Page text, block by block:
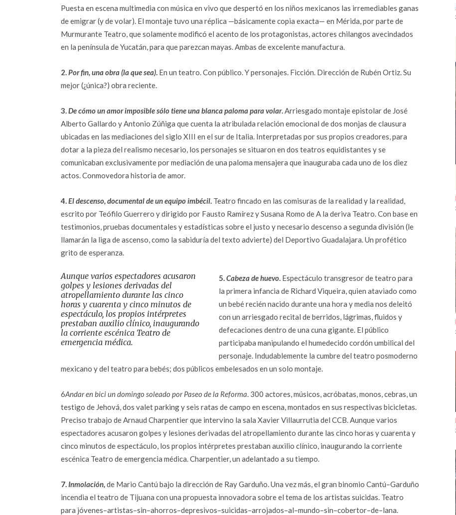
Puesta en escena multimedia con música en vivo que despertó en los niños mexicanos las irremediables ganas
de emigrar (y de volar). El montaje tuvo una réplica —básicamente copia exacta— en Mérida, por parte de
Murmurante Teatro, que solamente modificó el acento de los protagonistas, actores chilangos avecindados
en la península de Yucatán, para que parezcan mayas. Ambas de excelente manufactura.
2.Por fin, una obra (la que sea). En un teatro. Con público. Y personajes. Ficción. Dirección de Rubén Ortiz. Su
mejor (¿única?) obra reciente.
3.De cómo un amor imposible sólo tiene una blanca paloma para volar.Arriesgado montaje epistolar de José
Alberto Gallardo y Antonio Zúñiga que cuenta la atribulada relación emocional de dos monjas de clausura
ubicadas en las mediaciones del siglo XIII en el sur de Italia. Interpretadas por sus propios creadores, para
dotar a la pieza del realismo necesario, los personajes se situaron en dos teatros equidistantes y se
comunicaban exclusivamente por mediación de una paloma mensajera que inauguraba cada uno de los diez
actos. Conmovedora historia de amor.
4.El descenso, documental de un equipo imbécil. Teatro fincado en las comisuras de la realidad y la realidad,
escrito por Teófilo Guerrero y dirigido por Fausto Ramírez y Susana Romo de A la deriva Teatro. Con base en
testimonios, pruebas documentales y estadísticas sobre el justo y necesario descenso a segunda división (le
llamarán la liga de ascenso, como la sabiduría del texto advierte) del Deportivo Guadalajara. Un profético
grito de esperanza.
Aunque varios espectadores acusaron
golpes y lesiones derivadas del
atropellamiento durante las cinco
horas y cuarenta y cinco minutos de
espectáculo, los propios intérpretes
prestaban auxilio clínico, inaugurando
la corriente escénica Teatro de
emergencia médica.
5.Cabeza de huevo. Espectáculo transgresor de teatro para
la primera infancia de Richard Viqueira, quien ataviado como
un bebé recién nacido durante una hora y media nos deleitó
con un arriesgado recital de berridos, lágrimas, fluidos y
defecaciones dentro de una cuna gigante. El público
participaba manipulando el humedecido cordón umbilical del
personaje. Indudablemente la cumbre del teatro posmoderno
mexicano y del teatro para bebés; dos públicos embelesados en un solo montaje.
6Andar en bici un domingo soleado por Paseo de la Reforma. 300 actores, músicos, acróbatas, monos, cebras, un
testigo de Jehová, dos valet parking y seis ratas de campo en escena, montados en sus respectivas bicicletas.
Preciso trabajo de Arnaud Charpentier que intervino la sala Xavier Villaurrutia del CCB. Aunque varios
espectadores acusaron golpes y lesiones derivadas del atropellamiento durante las cinco horas y cuarenta y
cinco minutos de espectáculo, los propios intérpretes prestaban auxilio clínico, inaugurando la corriente
escénica Teatro de emergencia médica. Charpentier, un adelantado a su tiempo.
7. Inmolación,de Mario Cantú bajo la dirección de Ray Garduño. Una vez más, el gran binomio Cantú–Garduño
incendia el teatro de Tijuana con una propuesta innovadora sobre el tema de los artistas suicidas. Teatro
para jóvenes–artistas–sin–ahorros–depresivos–suicidas–arrojados–al–mundo–sin–cobertor–de–lana.